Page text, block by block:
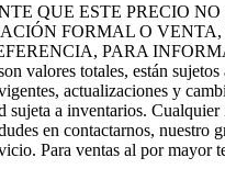
QUE ESTE PRECIO
FORMAL O VENTA,
PARA
valores totales, están sujetos
actualizaciones y
sujeta a inventarios. Cualquier
en contactarnos, nuestro
Para ventas al por mayor